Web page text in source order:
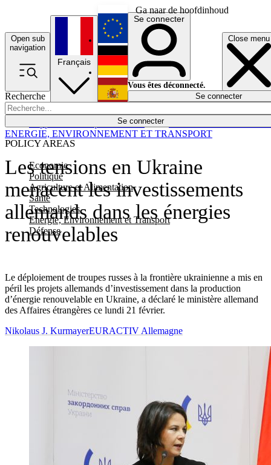
Ga naar de hoofdinhoud
Open sub
navigation
Close menu
Recherche
Se connecter
POLICY AREAS
Economie
Politique
Agriculture et Alimentation
Santé
Technologies
Energie, Environnement et Transport
Défense
Économie
Français
English
Deutsch
Español
Se connecter
Vous êtes déconnecté.
Se connecter
Les tensions en Ukraine
menacent les investissements
allemands dans les énergies
renouvelables
Le déploiement de troupes russes à la frontière ukrainienne a mis en
péril les projets allemands d’investissement dans la production
d’énergie renouvelable en Ukraine, a déclaré le ministère allemand
des Affaires étrangères ce lundi 21 février.
ENERGIE, ENVIRONNEMENT ET TRANSPORT
Nikolaus J. KurmayerEURACTIV Allemagne